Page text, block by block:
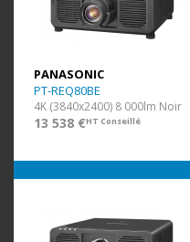
PANASONIC
PT-REQ80BE
4K (3840x2400) 8 000lm Noir
13 538 €HT Conseillé